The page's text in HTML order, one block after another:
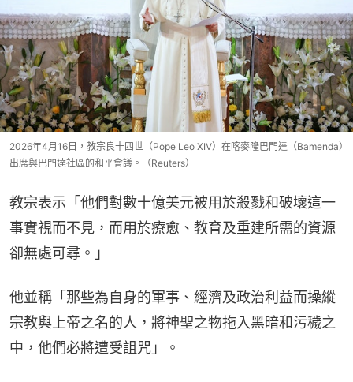
2026年4月16日，教宗良十四世（Pope Leo XIV）在喀麥隆巴門達（Bamenda）
出席與巴門達社區的和平會議。（Reuters）
教宗表示「他們對數十億美元被用於殺戮和破壞這一
事實視而不見，而用於療愈、教育及重建所需的資源
卻無處可尋。」
他並稱「那些為自身的軍事、經濟及政治利益而操縱
宗教與上帝之名的人，將神聖之物拖入黑暗和污穢之
中，他們必將遭受詛咒」。